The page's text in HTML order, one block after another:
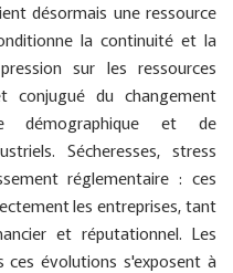
désormais une ressource
la continuité et la
sur les ressources
conjugué du changement
démographique et de
Sécheresses, stress
réglementaire : ces
les entreprises, tant
et réputationnel. Les
ces évolutions s'exposent à